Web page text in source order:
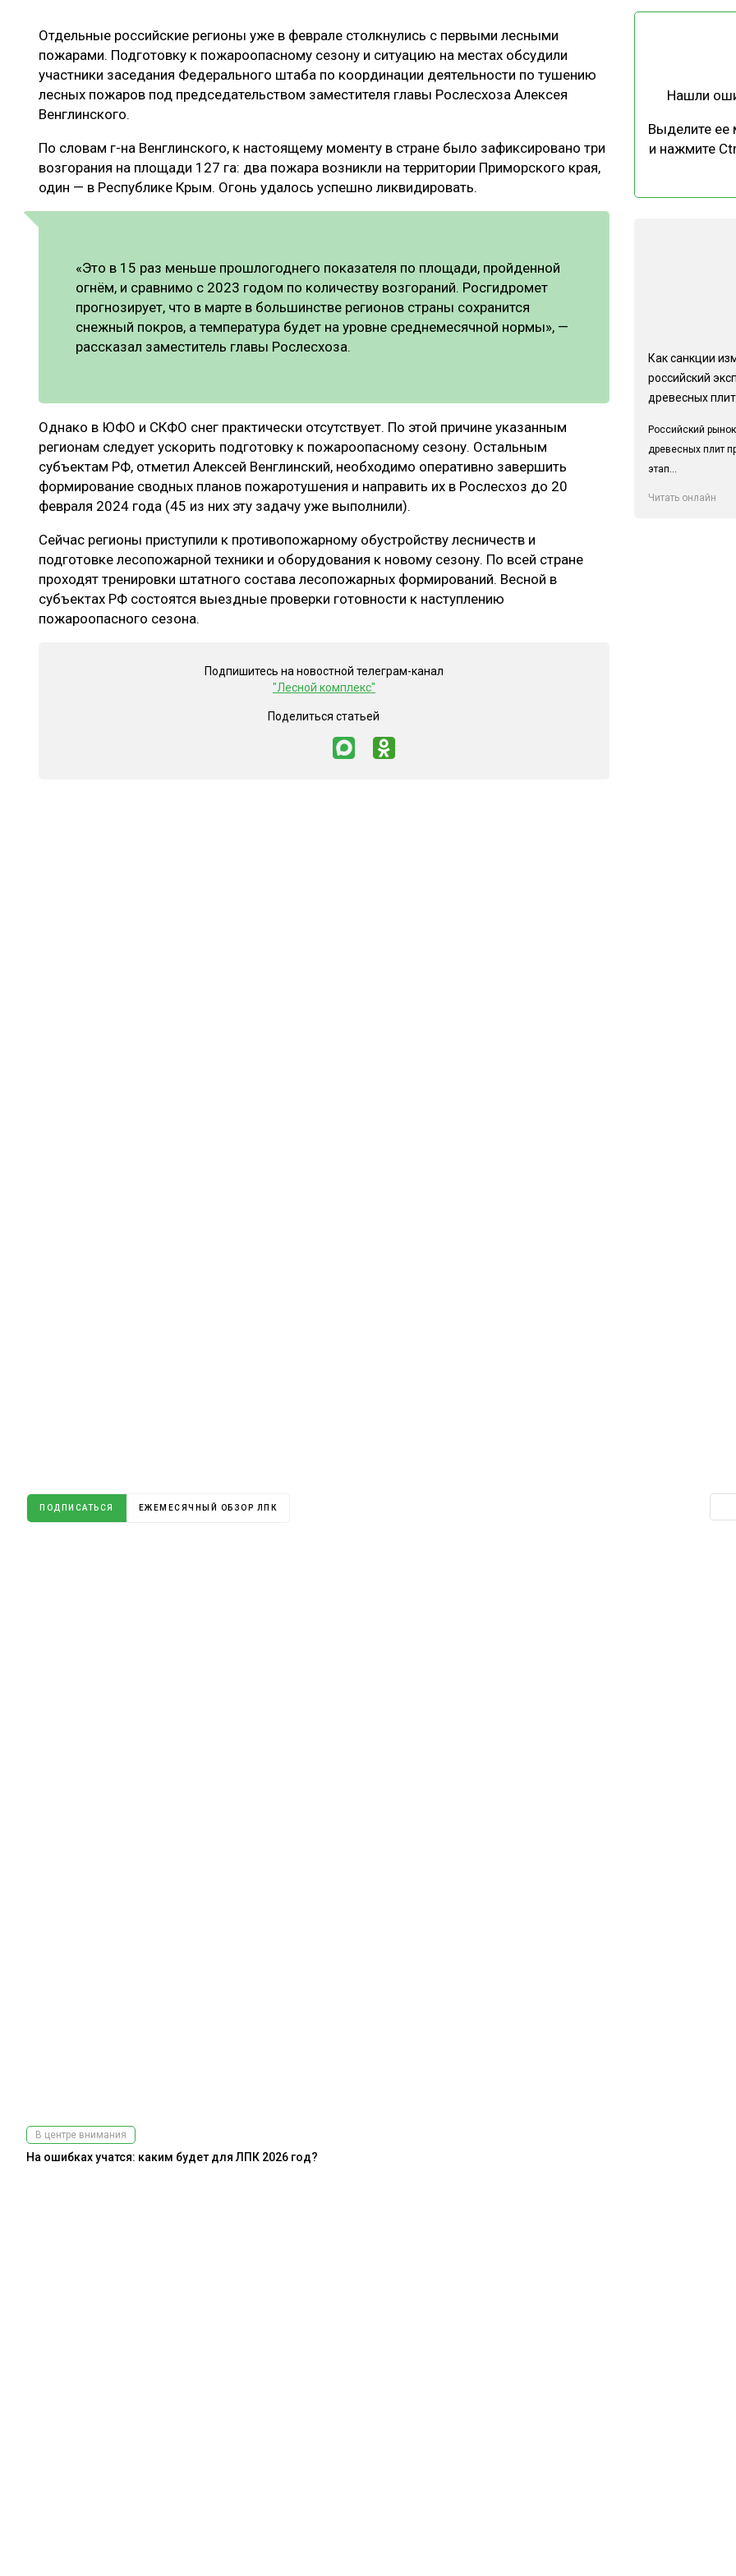
ЛОГИСТИКА
ПРОИЗВОДСТВО ДРЕВЕСНЫХ ПЛИТ
ЦБП
МЕБЕЛЬНОЕ ПРОИЗВОДСТВО ТЕХНОЛОГИИ
ЭКСПЕРТНОЕ МНЕНИЕ
КАЛЕНДАРЬ ВЫСТАВОК
Отдельные российские регионы уже в феврале столкнулись с первыми лесными
пожарами. Подготовку к пожароопасному сезону и ситуацию на местах обсудили
участники заседания Федерального штаба по координации деятельности по тушению
лесных пожаров под председательством заместителя главы Рослесхоза Алексея
Венглинского.
По словам г-на Венглинского, к настоящему моменту в стране было зафиксировано три
возгорания на площади 127 га: два пожара возникли на территории Приморского края,
один — в Республике Крым. Огонь удалось успешно ликвидировать.
«Это в 15 раз меньше прошлогоднего показателя по площади, пройденной
огнём, и сравнимо с 2023 годом по количеству возгораний. Росгидромет
прогнозирует, что в марте в большинстве регионов страны сохранится
снежный покров, а температура будет на уровне среднемесячной нормы», —
рассказал заместитель главы Рослесхоза.
Однако в ЮФО и СКФО снег практически отсутствует. По этой причине указанным
регионам следует ускорить подготовку к пожароопасному сезону. Остальным
субъектам РФ, отметил Алексей Венглинский, необходимо оперативно завершить
формирование сводных планов пожаротушения и направить их в Рослесхоз до 20
февраля 2024 года (45 из них эту задачу уже выполнили).
Сейчас регионы приступили к противопожарному обустройству лесничеств и
подготовке лесопожарной техники и оборудования к новому сезону. По всей стране
проходят тренировки штатного состава лесопожарных формирований. Весной в
субъектах РФ состоятся выездные проверки готовности к наступлению
пожароопасного сезона.
Подпишитесь на новостной телеграм-канал
"Лесной комплекс"
Поделиться статьей
Нашли
Выделите
и нажмите
Как санкции
российский
древесных плит
Российский рынок
древесных плит
этап...
Читать онлайн
ПОДПИСАТЬСЯ ЕЖЕМЕСЯЧНЫЙ ОБЗОР ЛПК
В центре внимания
На ошибках учатся: каким будет для ЛПК 2026 год?